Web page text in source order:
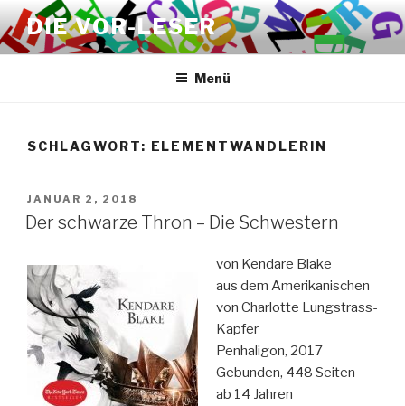
Zum
Inhalt
springen
DIE VOR-LESER
Menü
SCHLAGWORT: ELEMENTWANDLERIN
VERÖFFENTLICHT
AM
JANUAR 2, 2018
Der schwarze Thron – Die Schwestern
von Kendare Blake
aus dem Amerikanischen
von Charlotte Lungstrass-
Kapfer
Penhaligon, 2017
Gebunden, 448 Seiten
ab 14 Jahren